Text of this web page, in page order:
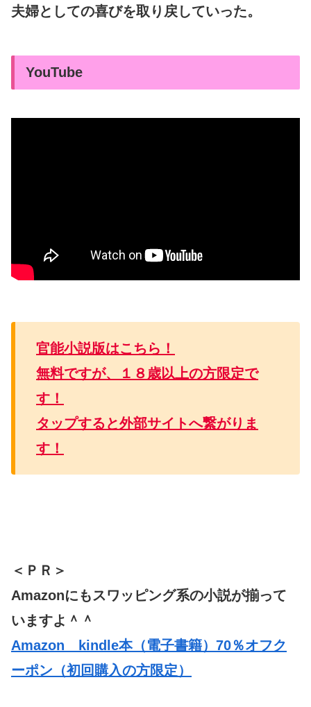
夫婦としての喜びを取り戻していった。
YouTube
官能小説版はこちら！
無料ですが、１８歳以上の方限定で
す！
タップすると外部サイトへ繋がりま
す！
＜ＰＲ＞
Amazonにもスワッピング系の小説が揃って
いますよ＾＾
Amazon kindle本（電子書籍）70％オフク
ーポン（初回購入の方限定）